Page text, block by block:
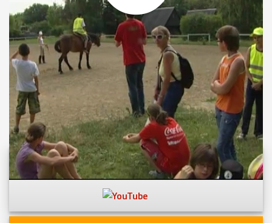
MEGOSZTÁS
Videóink megtekinthetőek
Youtube-csatornánkon is!